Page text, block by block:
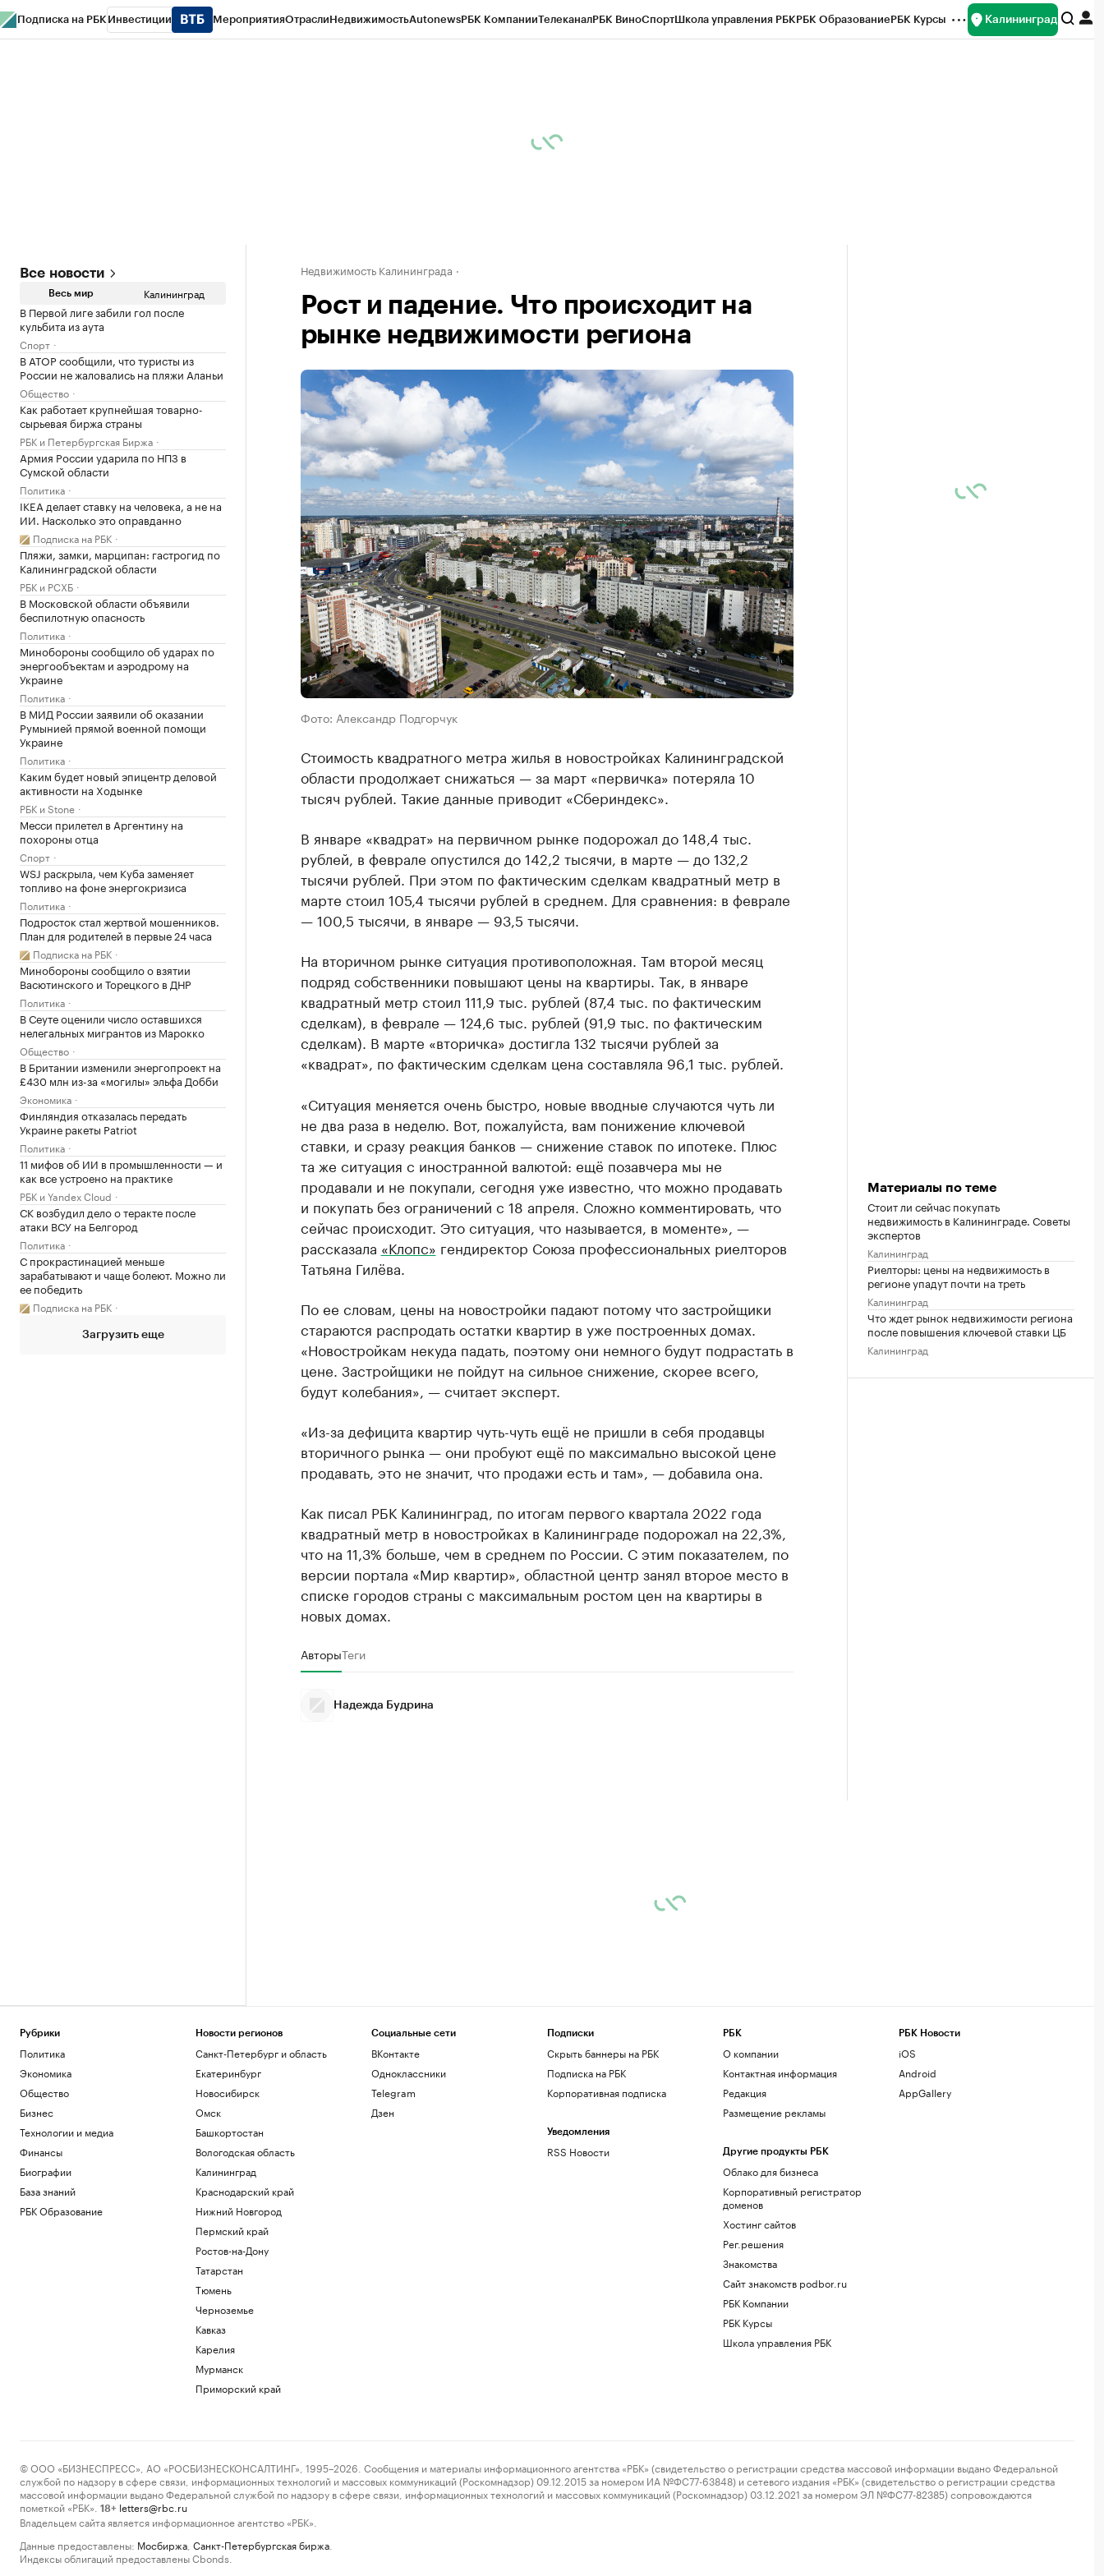
Подписка на РБК Инвестиции МероприятияОтраслиНедвижимостьAutonewsРБК КомпанииТелеканалРБК ВиноСпортШкола управления РБКРБК ОбразованиеРБК Курсы Калининград
Все новости
Весь мир Калининград
В Первой лиге забили гол после
кульбита из аута
Спорт
В АТОР сообщили, что туристы из
России не жаловались на пляжи Аланьи
Общество
Как работает крупнейшая товарно-
сырьевая биржа страны
РБК и Петербургская Биржа
Армия России ударила по НПЗ в
Сумской области
Политика
IKEA делает ставку на человека, а не на
ИИ. Насколько это оправданно
Подписка на РБК
Пляжи, замки, марципан: гастрогид по
Калининградской области
РБК и РСХБ
В Московской области объявили
беспилотную опасность
Политика
Минобороны сообщило об ударах по
энергообъектам и аэродрому на
Украине
Политика
В МИД России заявили об оказании
Румынией прямой военной помощи
Украине
Политика
Каким будет новый эпицентр деловой
активности на Ходынке
РБК и Stone
Месси прилетел в Аргентину на
похороны отца
Спорт
WSJ раскрыла, чем Куба заменяет
топливо на фоне энергокризиса
Политика
Подросток стал жертвой мошенников.
План для родителей в первые 24 часа
Подписка на РБК
Минобороны сообщило о взятии
Васютинского и Торецкого в ДНР
Политика
В Сеуте оценили число оставшихся
нелегальных мигрантов из Марокко
Общество
В Британии изменили энергопроект на
£430 млн из-за «могилы» эльфа Добби
Экономика
Финляндия отказалась передать
Украине ракеты Patriot
Политика
11 мифов об ИИ в промышленности — и
как все устроено на практике
РБК и Yandex Cloud
СК возбудил дело о теракте после
атаки ВСУ на Белгород
Политика
С прокрастинацией меньше
зарабатывают и чаще болеют. Можно ли
ее победить
Подписка на РБК
Загрузить еще
Недвижимость Калининграда
Рост и падение. Что происходит на
рынке недвижимости региона
Фото: Александр Подгорчук
Стоимость квадратного метра жилья в новостройках Калининградской
области продолжает снижаться — за март «первичка» потеряла 10
тысяч рублей. Такие данные приводит «Сбериндекс».
В январе «квадрат» на первичном рынке подорожал до 148,4 тыс.
рублей, в феврале опустился до 142,2 тысячи, в марте — до 132,2
тысячи рублей. При этом по фактическим сделкам квадратный метр в
марте стоил 105,4 тысячи рублей в среднем. Для сравнения: в феврале
— 100,5 тысячи, в январе — 93,5 тысячи.
На вторичном рынке ситуация противоположная. Там второй месяц
подряд собственники повышают цены на квартиры. Так, в январе
квадратный метр стоил 111,9 тыс. рублей (87,4 тыс. по фактическим
сделкам), в феврале — 124,6 тыс. рублей (91,9 тыс. по фактическим
сделкам). В марте «вторичка» достигла 132 тысячи рублей за
«квадрат», по фактическим сделкам цена составляла 96,1 тыс. рублей.
«Ситуация меняется очень быстро, новые вводные случаются чуть ли
не два раза в неделю. Вот, пожалуйста, вам понижение ключевой
ставки, и сразу реакция банков — снижение ставок по ипотеке. Плюс
та же ситуация с иностранной валютой: ещё позавчера мы не
продавали и не покупали, сегодня уже известно, что можно продавать
и покупать без ограничений с 18 апреля. Сложно комментировать, что
сейчас происходит. Это ситуация, что называется, в моменте», —
рассказала «Клопс» гендиректор Союза профессиональных риелторов
Татьяна Гилёва.
По ее словам, цены на новостройки падают потому что застройщики
стараются распродать остатки квартир в уже построенных домах.
«Новостройкам некуда падать, поэтому они немного будут подрастать в
цене. Застройщики не пойдут на сильное снижение, скорее всего,
будут колебания», — считает эксперт.
«Из-за дефицита квартир чуть-чуть ещё не пришли в себя продавцы
вторичного рынка — они пробуют ещё по максимально высокой цене
продавать, это не значит, что продажи есть и там», — добавила она.
Как писал РБК Калининград, по итогам первого квартала 2022 года
квадратный метр в новостройках в Калининграде подорожал на 22,3%,
что на 11,3% больше, чем в среднем по России. С этим показателем, по
версии портала «Мир квартир», областной центр занял второе место в
списке городов страны с максимальным ростом цен на квартиры в
новых домах.
АвторыТеги
Надежда Будрина
Материалы по теме
Стоит ли сейчас покупать
недвижимость в Калининграде. Советы
экспертов
Калининград
Риелторы: цены на недвижимость в
регионе упадут почти на треть
Калининград
Что ждет рынок недвижимости региона
после повышения ключевой ставки ЦБ
Калининград
Рубрики
Политика
Экономика
Общество
Бизнес
Технологии и медиа
Финансы
Биографии
База знаний
РБК Образование
Новости регионов
Санкт-Петербург и область
Екатеринбург
Новосибирск
Омск
Башкортостан
Вологодская область
Калининград
Краснодарский край
Нижний Новгород
Пермский край
Ростов-на-Дону
Татарстан
Тюмень
Черноземье
Кавказ
Карелия
Мурманск
Приморский край
Социальные сети
ВКонтакте
Одноклассники
Telegram
Дзен
Подписки
Скрыть баннеры на РБК
Подписка на РБК
Корпоративная подписка
Уведомления
RSS Новости
РБК
О компании
Контактная информация
Редакция
Размещение рекламы
Другие продукты РБК
Облако для бизнеса
Корпоративный регистратор
доменов
Хостинг сайтов
Рег.решения
Знакомства
Сайт знакомств podbor.ru
РБК Компании
РБК Курсы
Школа управления РБК
РБК Новости
iOS
Android
AppGallery
© ООО «БИЗНЕСПРЕСС», АО «РОСБИЗНЕСКОНСАЛТИНГ», 1995–2026. Сообщения и материалы информационного агентства «РБК» (свидетельство о регистрации средства массовой информации выдано Федеральной
службой по надзору в сфере связи, информационных технологий и массовых коммуникаций (Роскомнадзор) 09.12.2015 за номером ИА №ФС77-63848) и сетевого издания «РБК» (свидетельство о регистрации средства
массовой информации выдано Федеральной службой по надзору в сфере связи, информационных технологий и массовых коммуникаций (Роскомнадзор) 03.12.2021 за номером ЭЛ №ФС77-82385) сопровождаются
пометкой «РБК».
18+ letters@rbc.ru
Владельцем сайта является информационное агентство «РБК».
Данные предоставлены: Мосбиржа Санкт-Петербургская биржа
Индексы облигаций предоставлены Cbonds.